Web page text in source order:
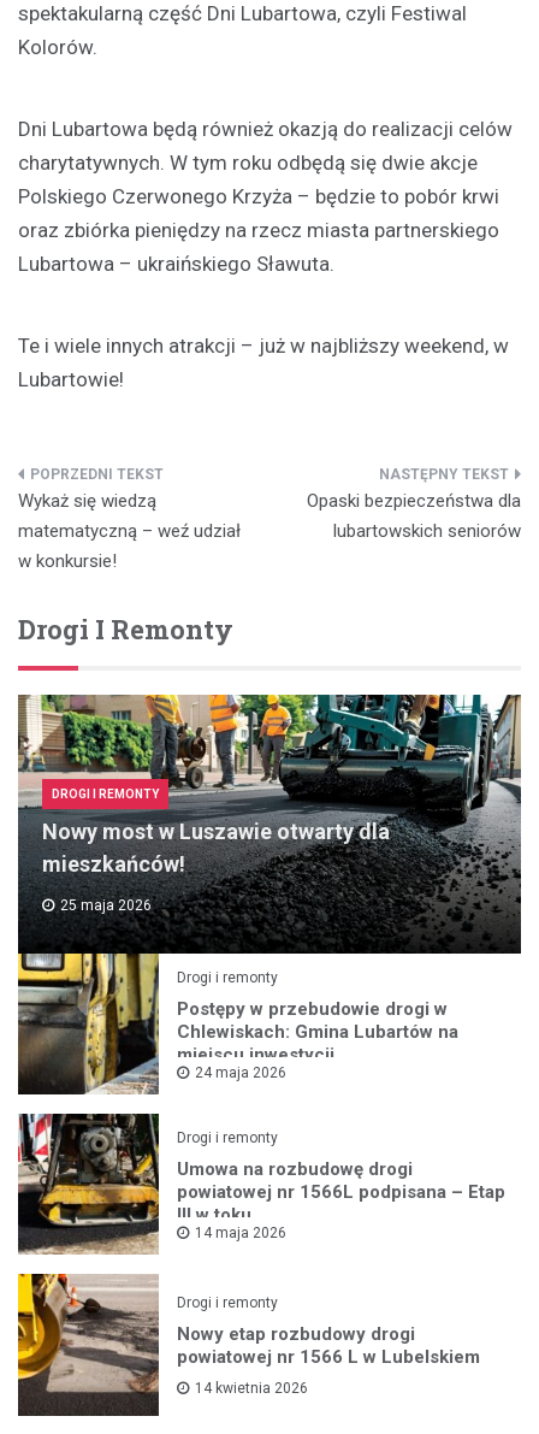
spektakularną część Dni Lubartowa, czyli Festiwal
Kolorów.
Dni Lubartowa będą również okazją do realizacji celów
charytatywnych. W tym roku odbędą się dwie akcje
Polskiego Czerwonego Krzyża – będzie to pobór krwi
oraz zbiórka pieniędzy na rzecz miasta partnerskiego
Lubartowa – ukraińskiego Sławuta.
Te i wiele innych atrakcji – już w najbliższy weekend, w
Lubartowie!
Nawigacja
wpisu
Wykaż się wiedzą
matematyczną – weź udział
w konkursie!
Opaski bezpieczeństwa dla
lubartowskich seniorów
Drogi I Remonty
DROGI I REMONTY
Nowy most w Luszawie otwarty dla
mieszkańców!
25 maja 2026
Drogi i remonty
Postępy w przebudowie drogi w
Chlewiskach: Gmina Lubartów na
miejscu inwestycji
24 maja 2026
Drogi i remonty
Umowa na rozbudowę drogi
powiatowej nr 1566L podpisana – Etap
III w toku
14 maja 2026
Drogi i remonty
Nowy etap rozbudowy drogi
powiatowej nr 1566 L w Lubelskiem
14 kwietnia 2026